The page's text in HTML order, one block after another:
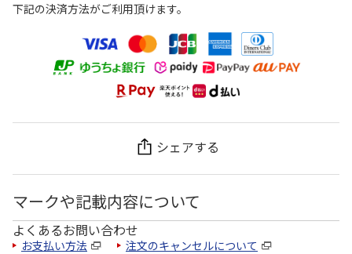
下記の決済方法がご利用頂けます。
シェアする
マークや記載内容について
よくあるお問い合わせ
お支払い方法 注文のキャンセルについて